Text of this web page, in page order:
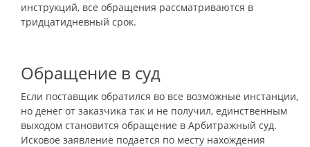
инструкций, все обращения рассматриваются в
тридцатидневный срок.
Обращение в суд
Если поставщик обратился во все возможные инстанции,
но денег от заказчика так и не получил, единственным
выходом становится обращение в Арбитражный суд.
Исковое заявление подается по месту нахождения